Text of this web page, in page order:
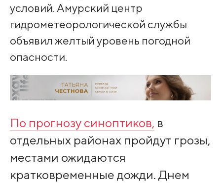
условий. Амурский центр
гидрометеорологической службы
объявил желтый уровень погодной
опасности.
По прогнозу синоптиков, в
отдельных районах пройдут грозы,
местами ожидаются
кратковременные дожди. Днем